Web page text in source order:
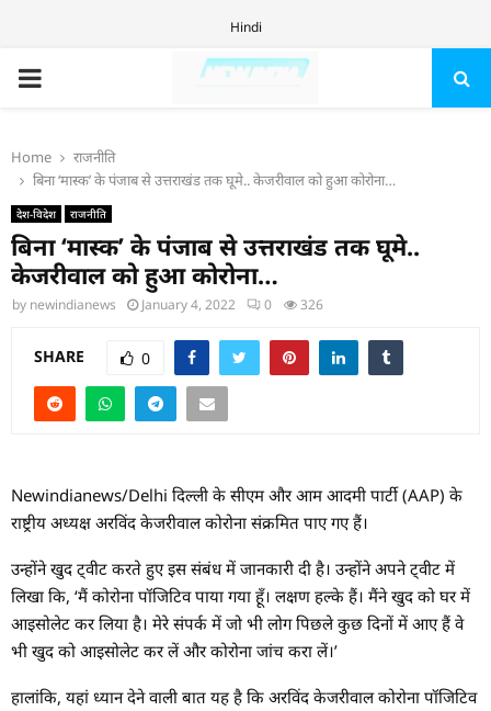
Hindi
PRIMARY
Home
राजनीति
बिना ‘मास्क’ के पंजाब से उत्तराखंड तक घूमे.. केजरीवाल को हुआ कोरोना…
देश-विदेश राजनीति
बिना ‘मास्क’ के पंजाब से उत्तराखंड तक घूमे..
केजरीवाल को हुआ कोरोना…
by newindianews January 4, 2022 0 326
SHARE 0
Newindianews/Delhi दिल्ली के सीएम और आम आदमी पार्टी (AAP) के
राष्ट्रीय अध्यक्ष अरविंद केजरीवाल कोरोना संक्रमित पाए गए हैं।
उन्होंने खुद ट्वीट करते हुए इस संबंध में जानकारी दी है। उन्होंने अपने ट्वीट में
लिखा कि, ‘मैं कोरोना पॉजिटिव पाया गया हूँ। लक्षण हल्के हैं। मैंने खुद को घर में
आइसोलेट कर लिया है। मेरे संपर्क में जो भी लोग पिछले कुछ दिनों में आए हैं वे
भी खुद को आइसोलेट कर लें और कोरोना जांच करा लें।’
हालांकि, यहां ध्यान देने वाली बात यह है कि अरविंद केजरीवाल कोरोना पॉजिटिव